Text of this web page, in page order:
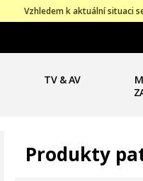
Vzhledem k aktuální situaci
TV & AV
Produkty